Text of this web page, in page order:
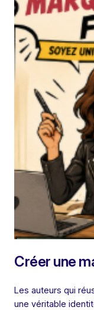
Créer une
Les auteurs qui
une véritable